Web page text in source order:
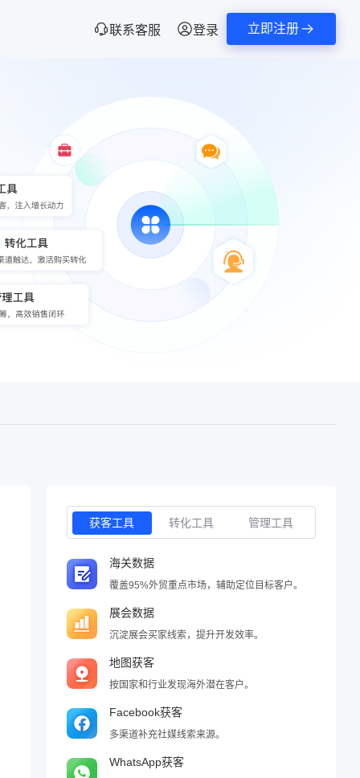
联系客服 登录 立即注册
获客工具 转化工具 管理工具
海关数据
覆盖95%外贸重点市场，辅助定位目标客户。
展会数据
沉淀展会买家线索，提升开发效率。
地图获客
按国家和行业发现海外潜在客户。
Facebook获客
多渠道补充社媒线索来源。
WhatsApp获客